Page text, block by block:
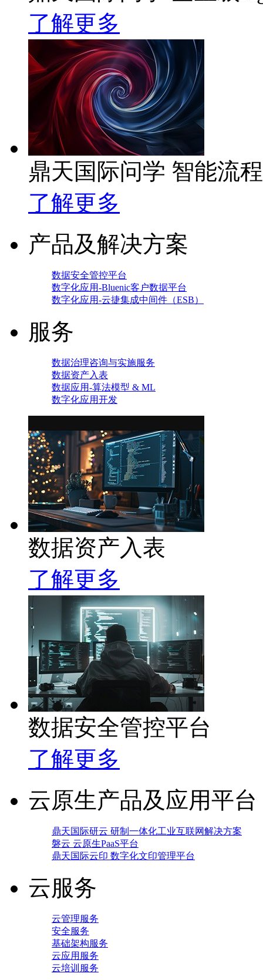
了解更多
鼎天国际问学 智能流
了解更多
产品及解决方案
数据安全管控平台
数字化应用-Bluenic客户数据平台
数字化应用-云捷集成中间件（ESB）
服务
数据治理咨询与实施服务
数据资产入表
数据应用-算法模型 & ML
数字化应用开发
数据资产入表
了解更多
数据安全管控平台
了解更多
云原生产品及应用平台
鼎天国际研云 研制一体化工业互联网解决方案
磐云 云原生PaaS平台
鼎天国际云印 数字化文印管理平台
云服务
云管理服务
安全服务
基础架构服务
云应用服务
云培训服务